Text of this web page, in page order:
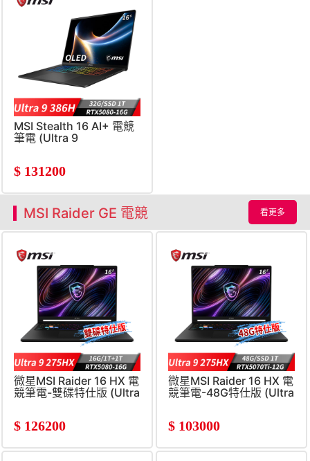
MSI Stealth 16 AI+ 電競
筆電 (Ultra 9
$ 131200
MSI Raider GE 電競 看更多
微星MSI Raider 16 HX 電
競筆電-雙碟特仕版 (Ultra
$ 126200
微星MSI Raider 16 HX 電
競筆電-48G特仕版 (Ultra
$ 103000